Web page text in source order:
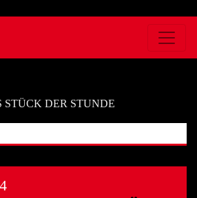
STÜCK DER STUNDE